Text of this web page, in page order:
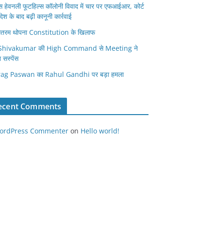
हेवनली फूटहिल्स कॉलोनी विवाद में चार पर एफआईआर, कोर्ट
के बाद बढ़ी कानूनी कार्रवाई
थोपना Constitution के खिलाफ
की High Command से Meeting ने
सस्पेंस
Paswan का Rahul Gandhi पर बड़ा हमला
Comments
Commenter on Hello world!